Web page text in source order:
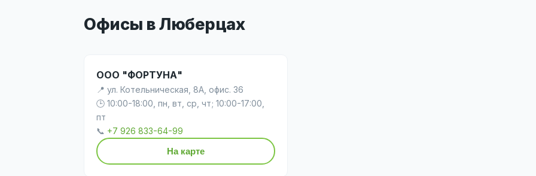
Офисы в Люберцах
ООО "ФОРТУНА"
📍 ул. Котельническая, 8А, офис. 36
🕒 10:00-18:00, пн, вт, ср, чт; 10:00-17:00,
пт
📞 +7 926 833-64-99
На карте